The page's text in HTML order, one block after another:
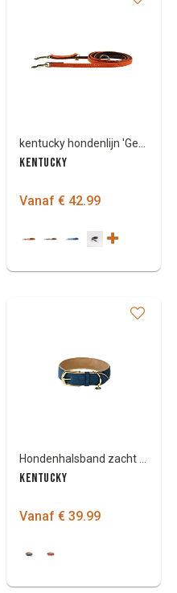
KENTUCKY
Vanaf € 42.99
KENTUCKY
Vanaf € 39.99